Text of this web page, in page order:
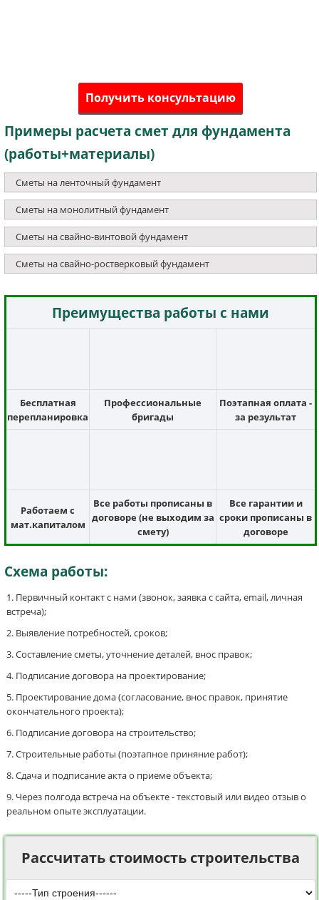
Получить консультацию
Примеры расчета смет для фундамента
(работы+материалы)
Сметы на ленточный фундамент
Сметы на монолитный фундамент
Сметы на свайно-винтовой фундамент
Сметы на свайно-ростверковый фундамент
Преимущества работы с нами
Бесплатная
перепланировка
Профессиональные
бригады
Поэтапная оплата -
за результат
Работаем с
мат.капиталом
Все работы прописаны в
договоре (не выходим за
смету)
Все гарантии и
сроки прописаны в
договоре
Схема работы:
Первичный контакт с нами (звонок, заявка с сайта, email, личная
встреча);
Выявление потребностей, сроков;
Составление сметы, уточнение деталей, внос правок;
Подписание договора на проектирование;
Проектирование дома (согласование, внос правок, принятие
окончательного проекта);
Подписание договора на строительство;
Строительные работы (поэтапное приняние работ);
Сдача и подписание акта о приеме объекта;
Через полгода встреча на объекте - текстовый или видео отзыв о
реальном опыте эксплуатации.
Рассчитать стоимость строительства